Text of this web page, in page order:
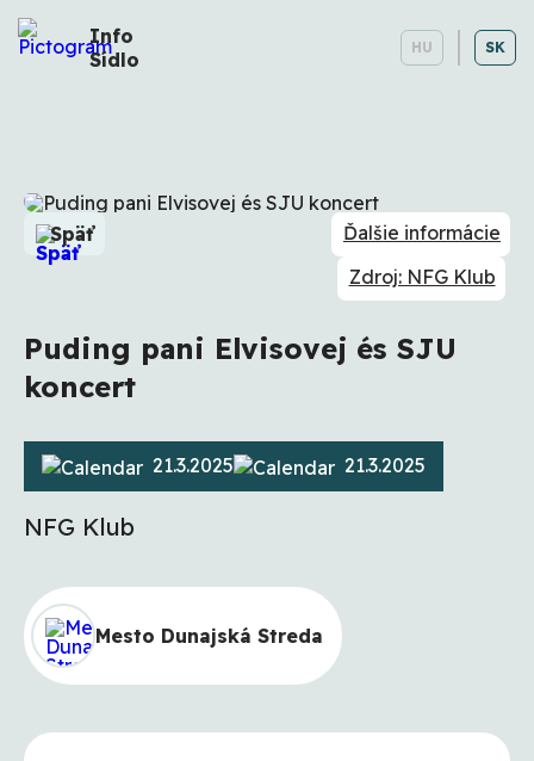
Info
Sídlo
HU SK
Späť
Ďalšie informácie
Zdroj: NFG Klub
Puding pani Elvisovej és SJU
koncert
21.3.2025 21.3.2025
NFG Klub
Mesto Dunajská Streda